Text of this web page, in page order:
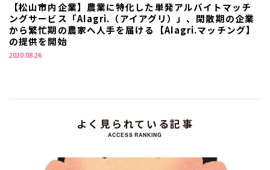
【松山市内企業】農業に特化した単発アルバイトマッチ
ングサービス「AIagri.（アイアグリ）」、閑散期の企業
から繁忙期の農家へ人手を届ける【AIagri.マッチング】
の提供を開始
2020.08.26
よく見られている記事
ACCESS RANKING